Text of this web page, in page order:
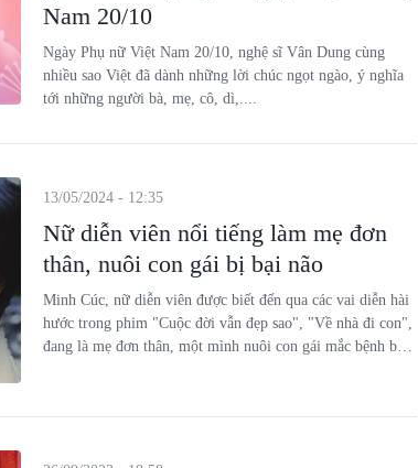
Nam 20/10
Ngày Phụ nữ Việt Nam 20/10, nghệ sĩ Vân Dung cùng
nhiều sao Việt đã dành những lời chúc ngọt ngào, ý nghĩa
tới những người bà, mẹ, cô, dì,....
Nữ diễn viên nổi tiếng làm mẹ đơn
thân, nuôi con gái bị bại não
13/05/2024 - 12:35
Minh Cúc, nữ diễn viên được biết đến qua các vai diễn hài
hước trong phim "Cuộc đời vẫn đẹp sao", "Về nhà đi con",
đang là mẹ đơn thân, một mình nuôi con gái mắc bệnh bại